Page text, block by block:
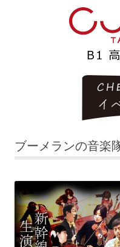
ブーメランの音楽